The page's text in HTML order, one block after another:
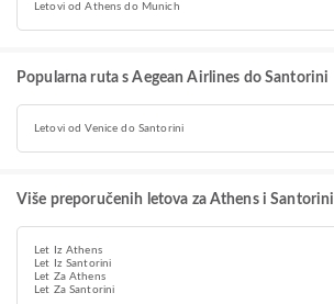
Letovi od Athens do Munich
Popularna ruta s Aegean Airlines do Santorini
Letovi od Venice do Santorini
Više preporučenih letova za Athens i Santorini
Let Iz Athens
Let Iz Santorini
Let Za Athens
Let Za Santorini